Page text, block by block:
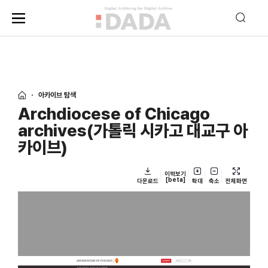
아카이브 탐색
Archdiocese of Chicago
archives(가톨릭 시카고 대교구 아
카이브)
다운로드
이력보기
[beta]
확대 축소 전체화면